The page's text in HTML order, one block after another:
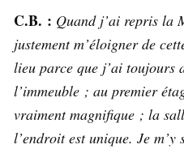
C.B. : Quand j’ai repris la
justement m’éloigner de
lieu parce que j’ai toujours
l’immeuble ; au premier
vraiment magnifique ; la
l’endroit est unique. Je m’y